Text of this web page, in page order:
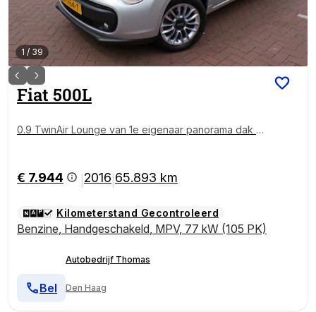
1 / 39
Fiat 500L
0.9 TwinAir Lounge van 1e eigenaar panorama dak n.
€ 7.944 2016 65.893 km
Kilometerstand Gecontroleerd
Benzine, Handgeschakeld, MPV, 77 kW (105 PK)
Autobedrijf Thomas
Den Haag
Bel